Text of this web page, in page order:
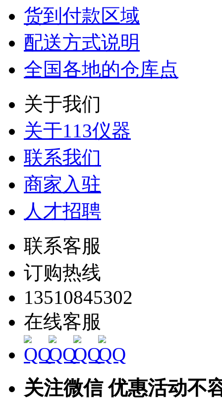
货到付款区域
配送方式说明
全国各地的仓库点
关于我们
关于113仪器
联系我们
商家入驻
人才招聘
联系客服
订购热线
13510845302
在线客服
关注微信 优惠活动不